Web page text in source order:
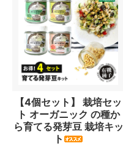
【4個セット】 栽培セッ
ト オーガニック の種か
ら育てる発芽豆 栽培キッ
ト